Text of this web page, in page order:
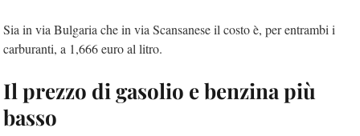
Sia in via Bulgaria che in via Scansanese il costo è, per entrambi i
carburanti, a 1,666 euro al litro.
Il prezzo di gasolio e benzina più
basso